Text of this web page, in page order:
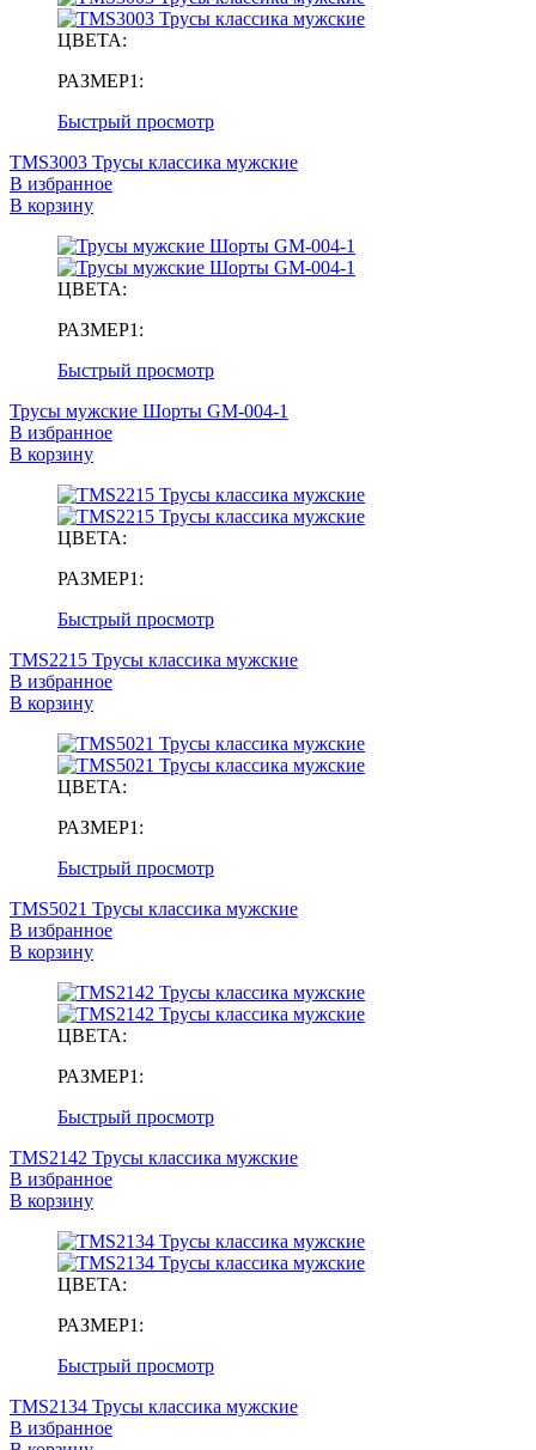
ЦВЕТА:
РАЗМЕР1:
Быстрый просмотр
TMS3003 Трусы классика мужские
В избранное
В корзину
ЦВЕТА:
РАЗМЕР1:
Быстрый просмотр
Трусы мужские Шорты GM-004-1
В избранное
В корзину
ЦВЕТА:
РАЗМЕР1:
Быстрый просмотр
TMS2215 Трусы классика мужские
В избранное
В корзину
ЦВЕТА:
РАЗМЕР1:
Быстрый просмотр
TMS5021 Трусы классика мужские
В избранное
В корзину
ЦВЕТА:
РАЗМЕР1:
Быстрый просмотр
TMS2142 Трусы классика мужские
В избранное
В корзину
ЦВЕТА:
РАЗМЕР1:
Быстрый просмотр
TMS2134 Трусы классика мужские
В избранное